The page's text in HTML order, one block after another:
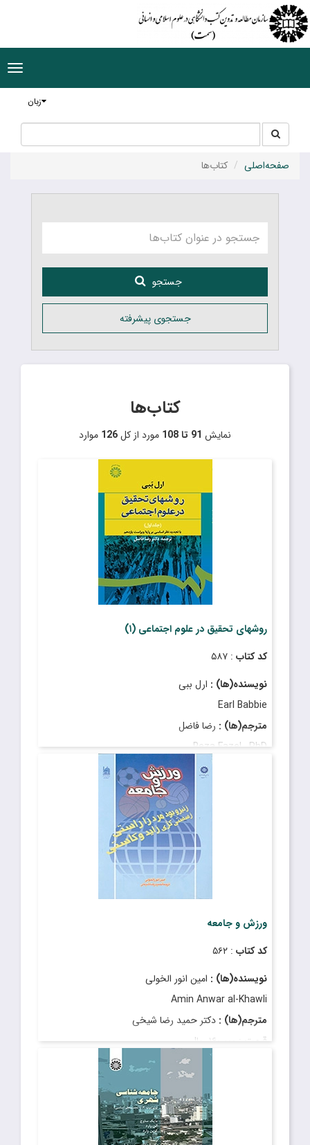
زبان
جستجو
در
سایت
صفحه‌اصلی کتاب‌ها
جستجو
جستجوی پیشرفته
کتاب‌ها
نمایش 91 تا 108 مورد از کل126 موارد
روشهای تحقیق در علوم اجتماعی (۱)
کد کتاب : ۵۸۷
نویسنده(ها) : ارل ببی
Earl Babbie
مترجم(ها) : رضا فاضل
Reza Fazel , PhD
ورزش و جامعه
کد کتاب : ۵۶۲
نویسنده(ها) : امین انور الخولی
Amin Anwar al-Khawli
مترجم(ها) : دکتر حمید رضا شیخی
قیمت: ۱۶۰٬۰۰۰ ریال